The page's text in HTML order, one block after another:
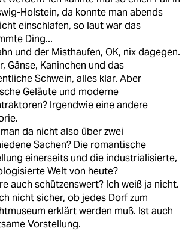
Holstein, da konnte man abends
einschlafen, so laut war das
Ding...
und der Misthaufen, OK, nix dagegen.
Gänse, Kaninchen und das
Schwein, alles klar. Aber
Geläute und moderne
Irgendwie eine andere
da nicht also über zwei
Sachen? Die romantische
einerseits und die industrialisierte,
Welt von heute?
auch schützenswert? Ich weiß ja nicht.
nicht sicher, ob jedes Dorf zum
erklärt werden muß. Ist auch
Vorstellung.